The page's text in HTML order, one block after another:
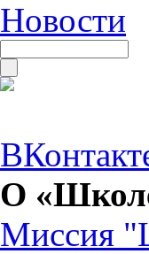
Новости
О
Миссия